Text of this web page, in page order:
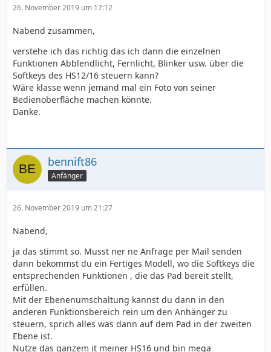
26. November 2019 um 17:12
Nabend zusammen,
verstehe ich das richtig das ich dann die einzelnen
Funktionen Abblendlicht, Fernlicht, Blinker usw. über die
Softkeys des HS12/16 steuern kann?
Wäre klasse wenn jemand mal ein Foto von seiner
Bedienoberfläche machen könnte.
Danke.
bennift86
Anfänger
26. November 2019 um 21:27
Nabend,
ja das stimmt so. Musst ner ne Anfrage per Mail senden
dann bekommst du ein Fertiges Modell, wo die Softkeys die
entsprechenden Funktionen , die das Pad bereit stellt,
erfüllen.
Mit der Ebenenumschaltung kannst du dann in den
anderen Funktionsbereich rein um den Anhänger zu
steuern, sprich alles was dann auf dem Pad in der zweiten
Ebene ist.
Nutze das ganzem it meiner HS16 und bin mega